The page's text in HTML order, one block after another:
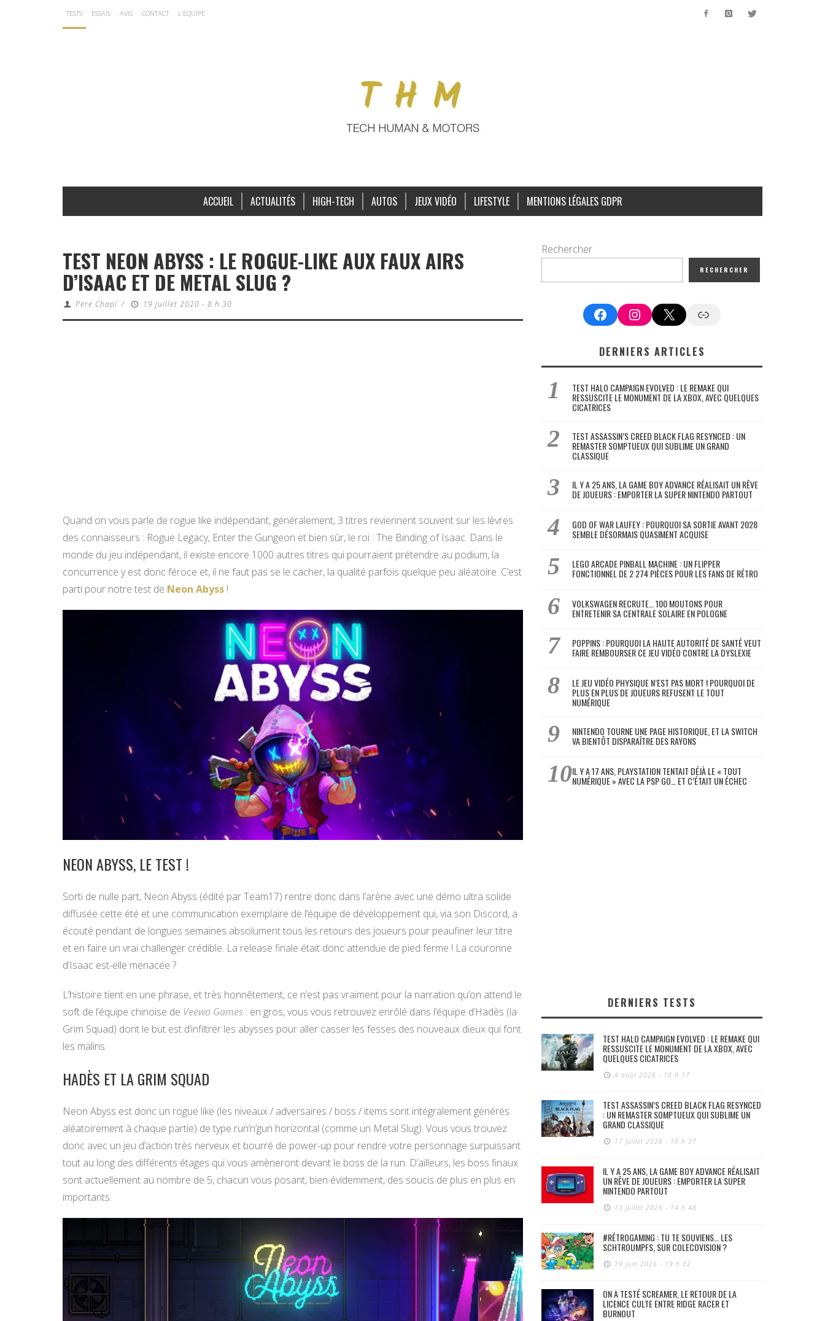
TESTS ESSAIS AVIS CONTACT L’ÉQUIPE
ACCUEIL ACTUALITÉS HIGH-TECH AUTOS JEUX VIDÉO LIFESTYLE MENTIONS LÉGALES GDPR
TEST NEON ABYSS : LE ROGUE-LIKE AUX FAUX AIRS
D’ISAAC ET DE METAL SLUG ?
Pere Chapi / 19 juillet 2020 - 8 h 30
Quand on vous parle de rogue like indépendant, généralement, 3 titres reviennent souvent sur les lèvres
des connaisseurs : Rogue Legacy, Enter the Gungeon et bien sûr, le roi : The Binding of Isaac. Dans le
monde du jeu indépendant, il existe encore 1000 autres titres qui pourraient prétendre au podium, la
concurrence y est donc féroce et, il ne faut pas se le cacher, la qualité parfois quelque peu aléatoire. C’est
parti pour notre test de Neon Abyss !
NEON ABYSS, LE TEST !
Sorti de nulle part, Neon Abyss (édité par Team17) rentre donc dans l’arène avec une démo ultra solide
diffusée cette été et une communication exemplaire de l’équipe de développement qui, via son Discord, a
écouté pendant de longues semaines absolument tous les retours des joueurs pour peaufiner leur titre
et en faire un vrai challenger crédible. La release finale était donc attendue de pied ferme ! La couronne
d’Isaac est-elle menacée ?
L’histoire tient en une phrase, et très honnêtement, ce n’est pas vraiment pour la narration qu’on attend le
soft de l’équipe chinoise de Veewo Games : en gros, vous vous retrouvez enrôlé dans l’équipe d’Hadès (la
Grim Squad) dont le but est d’infiltrer les abysses pour aller casser les fesses des nouveaux dieux qui font
les malins.
HADÈS ET LA GRIM SQUAD
Neon Abyss est donc un rogue like (les niveaux / adversaires / boss / items sont intégralement générés
aléatoirement à chaque partie) de type run’n’gun horizontal (comme un Metal Slug). Vous vous trouvez
donc avec un jeu d’action très nerveux et bourré de power-up pour rendre votre personnage surpuissant
tout au long des différents étages qui vous amèneront devant le boss de la run. D’ailleurs, les boss finaux
sont actuellement au nombre de 5, chacun vous posant, bien évidemment, des soucis de plus en plus en
importants.
Rechercher
RECHERCHER
FacebookInstagram
X Google News
DERNIERS ARTICLES
TEST HALO CAMPAIGN EVOLVED : LE REMAKE QUI
RESSUSCITE LE MONUMENT DE LA XBOX, AVEC QUELQUES
CICATRICES
TEST ASSASSIN’S CREED BLACK FLAG RESYNCED : UN
REMASTER SOMPTUEUX QUI SUBLIME UN GRAND
CLASSIQUE
IL Y A 25 ANS, LA GAME BOY ADVANCE RÉALISAIT UN RÊVE
DE JOUEURS : EMPORTER LA SUPER NINTENDO PARTOUT
GOD OF WAR LAUFEY : POURQUOI SA SORTIE AVANT 2028
SEMBLE DÉSORMAIS QUASIMENT ACQUISE
LEGO ARCADE PINBALL MACHINE : UN FLIPPER
FONCTIONNEL DE 2 274 PIÈCES POUR LES FANS DE RÉTRO
VOLKSWAGEN RECRUTE… 100 MOUTONS POUR
ENTRETENIR SA CENTRALE SOLAIRE EN POLOGNE
POPPINS : POURQUOI LA HAUTE AUTORITÉ DE SANTÉ VEUT
FAIRE REMBOURSER CE JEU VIDÉO CONTRE LA DYSLEXIE
LE JEU VIDÉO PHYSIQUE N’EST PAS MORT ! POURQUOI DE
PLUS EN PLUS DE JOUEURS REFUSENT LE TOUT
NUMÉRIQUE
NINTENDO TOURNE UNE PAGE HISTORIQUE, ET LA SWITCH
VA BIENTÔT DISPARAÎTRE DES RAYONS
IL Y A 17 ANS, PLAYSTATION TENTAIT DÉJÀ LE « TOUT
NUMÉRIQUE » AVEC LA PSP GO… ET C’ÉTAIT UN ÉCHEC
DERNIERS TESTS
TEST HALO CAMPAIGN EVOLVED : LE REMAKE QUI
RESSUSCITE LE MONUMENT DE LA XBOX, AVEC
QUELQUES CICATRICES
4 août 2026 - 10 h 17
TEST ASSASSIN’S CREED BLACK FLAG RESYNCED
: UN REMASTER SOMPTUEUX QUI SUBLIME UN
GRAND CLASSIQUE
17 juillet 2026 - 10 h 37
IL Y A 25 ANS, LA GAME BOY ADVANCE RÉALISAIT
UN RÊVE DE JOUEURS : EMPORTER LA SUPER
NINTENDO PARTOUT
13 juillet 2026 - 14 h 48
#RÉTROGAMING : TU TE SOUVIENS… LES
SCHTROUMPFS, SUR COLECOVISION ?
19 juin 2026 - 19 h 02
ON A TESTÉ SCREAMER, LE RETOUR DE LA
LICENCE CULTE ENTRE RIDGE RACER ET
BURNOUT